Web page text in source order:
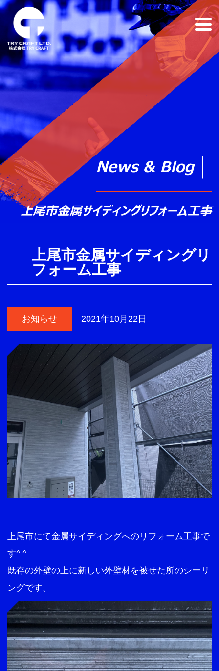
News & Blog
上尾市金属サイディングリフォーム工事
上尾市金属サイディングリ
フォーム工事
お知らせ 2021年10月22日
上尾市にて金属サイディングへのリフォーム工事で
す^ ^
既存の外壁の上に新しい外壁材を被せた所のシーリ
ングです。